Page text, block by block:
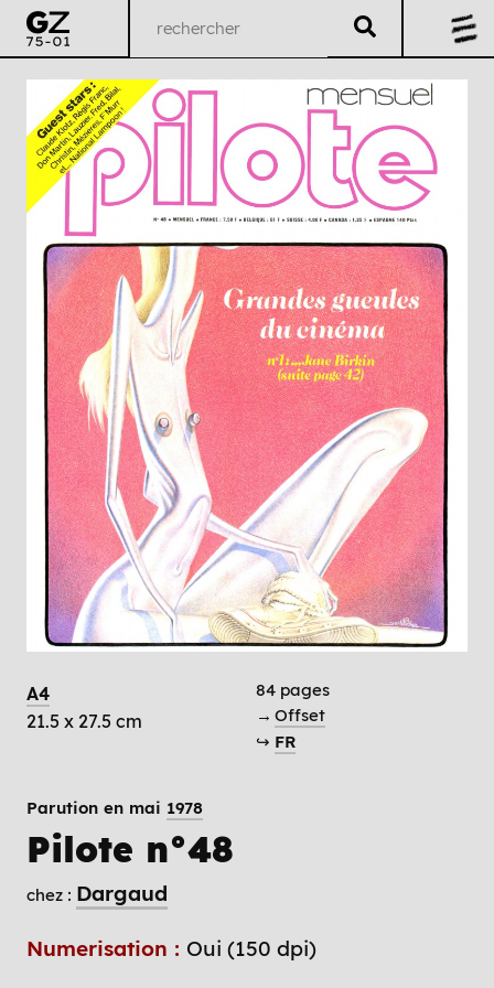
A4
21.5 x 27.5 cm
84 pages
→ Offset
↪ FR
Parution en mai 1978
Pilote n°48
chez : Dargaud
Numerisation : Oui (150 dpi)